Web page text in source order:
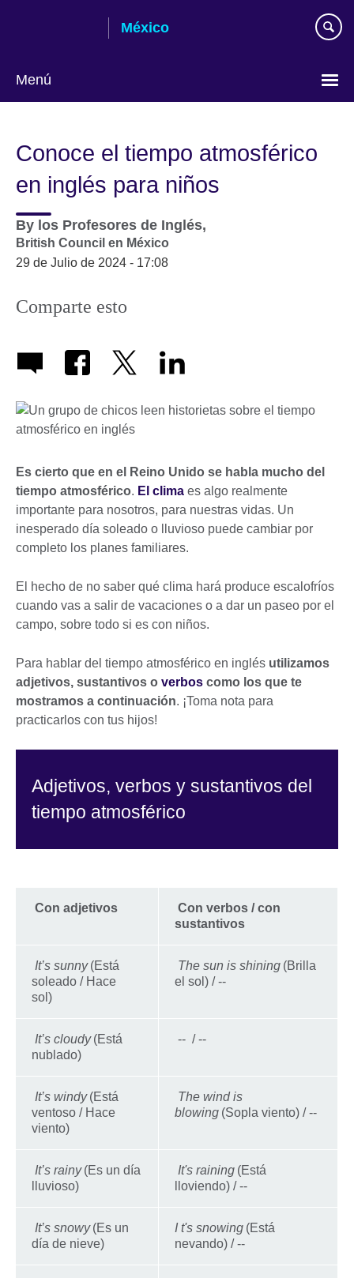
México
Menú
language
Conoce el tiempo atmosférico
en inglés para niños
By los Profesores de Inglés,
British Council en México
29 de Julio de 2024 - 17:08
Comparte esto
Es cierto que en el Reino Unido se habla mucho del
tiempo atmosférico. El clima es algo realmente
importante para nosotros, para nuestras vidas. Un
inesperado día soleado o lluvioso puede cambiar por
completo los planes familiares.
El hecho de no saber qué clima hará produce escalofríos
cuando vas a salir de vacaciones o a dar un paseo por el
campo, sobre todo si es con niños.
Para hablar del tiempo atmosférico en inglés utilizamos
adjetivos, sustantivos o verbos como los que te
mostramos a continuación. ¡Toma nota para
practicarlos con tus hijos!
Adjetivos, verbos y sustantivos del
tiempo atmosférico
Con adjetivos
Con verbos / con
sustantivos
It’s sunny(Está
soleado / Hace
sol)
The sun is shining (Brilla
el sol) / --
It’s cloudy(Está
nublado)
-- / --
It’s windy(Está
ventoso / Hace
viento)
The wind is
blowing (Sopla viento) / --
It’s rainy(Es un día
lluvioso)
It's raining (Está
lloviendo) / --
It’s snowy(Es un
día de nieve)
I t's snowing (Está
nevando) / --